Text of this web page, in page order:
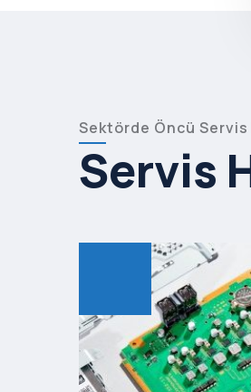
Sektörde Öncü Servis
Servis